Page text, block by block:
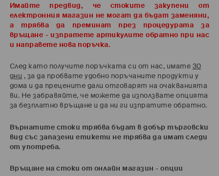
Имайте предвид, че стоките закупени от
електронния магазин не могат да бъдат заменяни,
a трябва да преминат през процедурата за
връщане - изпратете артикулите обратно при нас
и направете нова поръчка.
След като получите поръчката си от нас, имате 30
дни , за да пробвате удобно поръчаните продукти у
дома и да прецените дали отговарят на очакванията
ви. Не забравяйте, че можете да използвате опцията
за безплатно връщане и да ни ги изпратите обратно.
Върнатите стоки трябва бъдат в добър търговски
вид със запазени етикети не трябва да имат следи
от употреба.
Връщане на стоки от онлайн магазин - опции